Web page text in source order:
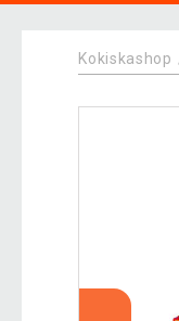
Kokiskashop